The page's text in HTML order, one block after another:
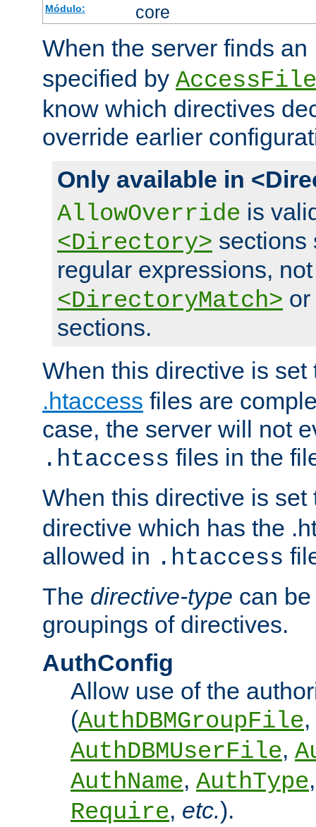
Módulo: core
When the server finds an
specified by
know which directives
override earlier
Only available in
AllowOverride is
<Directory> sections
regular expressions,
<DirectoryMatch> or
sections.
When this directive is
.htaccess files are
case, the server will not
.htaccess files in the
When this directive is
directive which has the
allowed in .htaccess
The directive-type can
groupings of directives.
AuthConfig
Allow use of the
(AuthDBMGroupFile,
AuthDBMUserFile,
AuthName, AuthType
Require, etc.).